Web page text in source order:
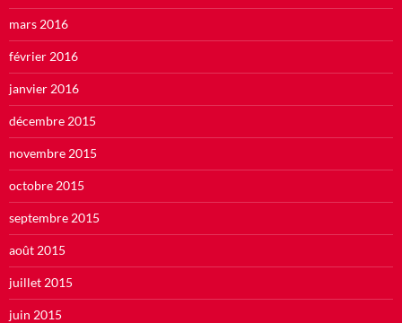
mars 2016
février 2016
janvier 2016
décembre 2015
novembre 2015
octobre 2015
septembre 2015
août 2015
juillet 2015
juin 2015